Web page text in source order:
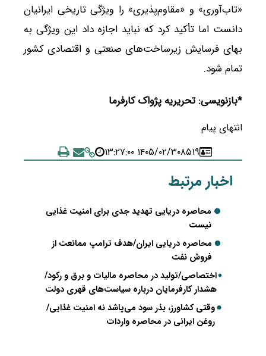
«تاب‌آوری» و «مقاوم‌پذیری» را ویژگی تاریخی ایرانیان
دانست اما تأکید کرد که نباید اجازه داد این ویژگی به
بهای فرسایش زیرساخت‌های صنعتی و اقتصادی کشور
تمام شود.
*بازنویسی: تحریریه پژواک کارفرما
انتهای پیام
۸۵۱۹۱۴۰۵/۰۲/۳۰ ۱۳:۲۷:۰۰
اخبار مرتبط
محاصره دریایی تهدید جدی برای امنیت غذایی
نیست
محاصره دریایی ایران/هدف ترامپ ممانعت از
فروش نفت
اختصاصی/تولید در محاصره مالیات و برق و رکود/
هشدار کارفرمایان درباره سیاست‌های قهری دولت
وقتی کشاورز، بذر سود می‌پاشد نه امنیت غذایی/
روغن ایرانی در محاصره واردات